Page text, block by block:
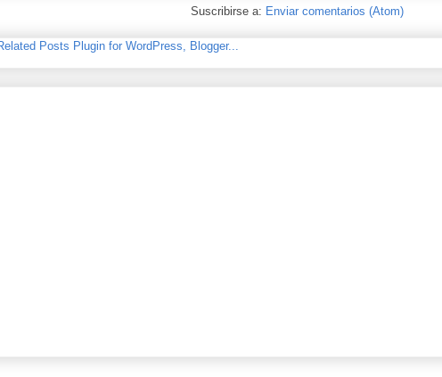
Suscribirse a: Enviar comentarios (Atom)